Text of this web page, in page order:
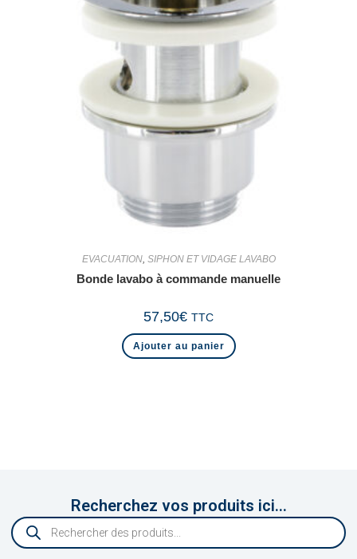
EVACUATION, SIPHON ET VIDAGE LAVABO
Bonde lavabo à commande manuelle
57,50€ TTC
Ajouter au panier
Recherchez vos produits ici...